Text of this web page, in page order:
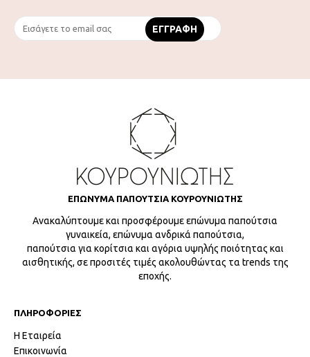
ΕΠΩΝΥΜΑ ΠΑΠΟΥΤΣΙΑ ΚΟΥΡΟΥΝΙΩΤΗΣ
Ανακαλύπτουμε και προσφέρουμε επώνυμα παπούτσια
γυναικεία, επώνυμα ανδρικά παπούτσια,
παπούτσια για κορίτσια και αγόρια υψηλής ποιότητας και
αισθητικής, σε προσιτές τιμές ακολουθώντας τα trends της
εποχής.
ΠΛΗΡΟΦΟΡΙΕΣ
Η Εταιρεία
Επικοινωνία